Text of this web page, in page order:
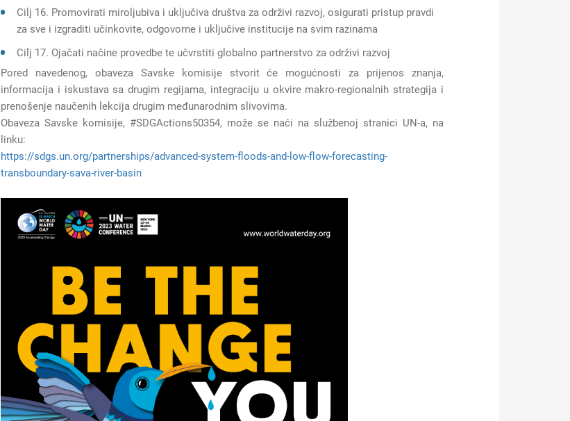
Cilj 16. Promovirati miroljubiva i uključiva društva za održivi razvoj, osigurati pristup pravdi
za sve i izgraditi učinkovite, odgovorne i uključive institucije na svim razinama
Cilj 17. Ojačati načine provedbe te učvrstiti globalno partnerstvo za održivi razvoj
Pored navedenog, obaveza Savske komisije stvorit će mogućnosti za prijenos znanja,
informacija i iskustava sa drugim regijama, integraciju u okvire makro-regionalnih strategija i
prenošenje naučenih lekcija drugim međunarodnim slivovima.
Obaveza Savske komisije, #SDGActions50354, može se naći na službenoj stranici UN-a, na
linku:
https://sdgs.un.org/partnerships/advanced-system-floods-and-low-flow-forecasting-
transboundary-sava-river-basin